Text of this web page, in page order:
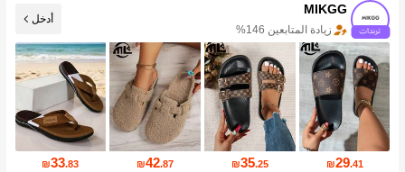
MIKGG
زيادة المتابعين 146%
أدخل
₪29.41
₪35.25
₪42.87
₪33.83